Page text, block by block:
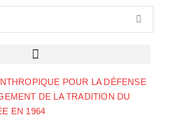
POUR LA DÉFENSE
DE LA TRADITION DU
EN 1964